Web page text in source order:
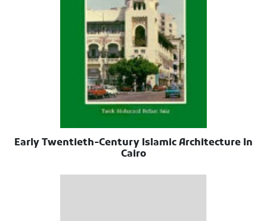
Early Twentieth-Century Islamic Architecture In
Cairo